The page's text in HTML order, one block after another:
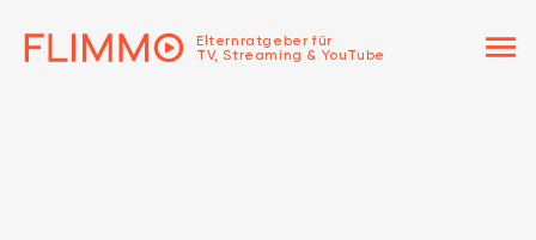
Elternratgeber für
TV, Streaming & YouTube
menu